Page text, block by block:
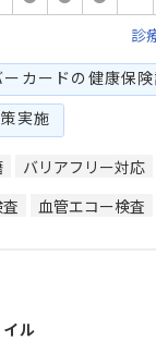
診
カードの健康保
実施
バリアフリー対応
血管エコー検査
ル